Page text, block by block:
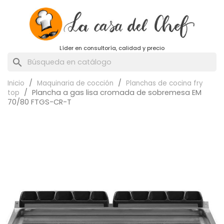
Líder en consultoría, calidad y precio
search
Inicio Maquinaria de cocción
Planchas de cocina fry
top
Plancha a gas lisa cromada de sobremesa EM
70/80 FTGS-CR-T